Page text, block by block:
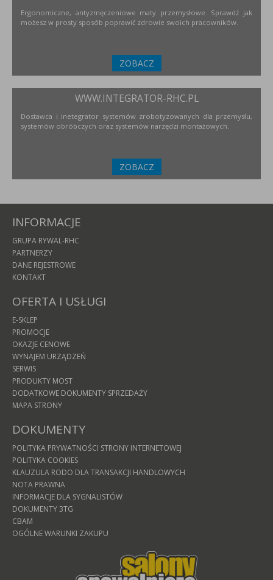
Ergonomiczne, antyzmęczeniowe maty przemysłowe. Sprawdź jak
możesz w prosty sposób poprawić zdrowie swoich pracowników.
ZOBACZ
WWW.INTEGRATOR-RHC.PL
Dostawca i inetegrator systemów zrobotyzowanych dla przemysłu,
systemów obróbczych oraz systemów narzędzi montażowych.
ZOBACZ
INFORMACJE
GRUPA RYWAL-RHC
PARTNERZY
DANE REJESTROWE
KONTAKT
OFERTA I USŁUGI
E-SKLEP
PROMOCJE
OKAZJE CENOWE
WYNAJEM URZĄDZEŃ
SERWIS
PRODUKTY MOST
DODATKOWE DOKUMENTY SPRZEDAŻY
MAPA STRONY
DOKUMENTY
POLITYKA PRYWATNOŚCI STRONY INTERNETOWEJ
POLITYKA COOKIES
KLAUZULA RODO DLA TRANSAKCJI HANDLOWYCH
NOTA PRAWNA
INFORMACJE DLA SYGNALISTÓW
DOKUMENTY 3TG
CBAM
OGÓLNE WARUNKI ZAKUPU